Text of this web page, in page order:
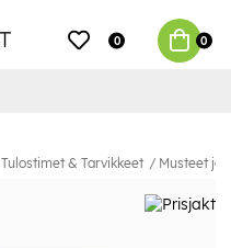
0 0
Tulostimet & Tarvikkeet Musteet ja